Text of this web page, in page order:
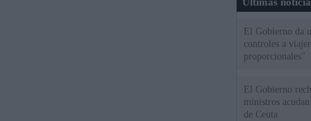
El Gobierno da
controles a
proporcionales"
El Gobierno
ministros
de Ceuta